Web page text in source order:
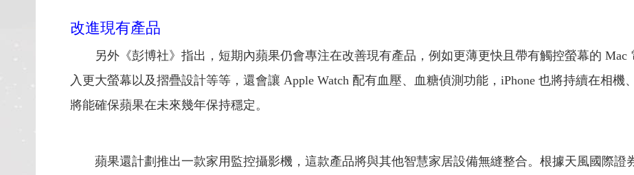
改進現有產品
另外《彭博社》指出，短期內蘋果仍會專注在改善現有產品，例如更薄更快且帶有觸控螢幕的 Mac
入更大螢幕以及摺疊設計等等，還會讓 Apple Watch 配有血壓、血糖偵測功能，iPhone 也將持續在相
將能確保蘋果在未來幾年保持穩定。
蘋果還計劃推出一款家用監控攝影機，這款產品將與其他智慧家居設備無縫整合。根據天風國際證